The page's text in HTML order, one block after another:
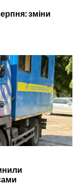
зміни